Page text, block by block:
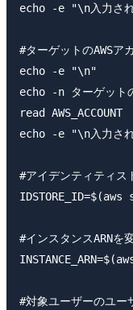
echo -e "\n入力され
#ターゲットのAWS
echo -e "\n"
echo -n ターゲット
read AWS_ACCOUNT
echo -e "\n入力され
#アイデンティティス
#インスタンスARNを
#対象ユーザーのユー